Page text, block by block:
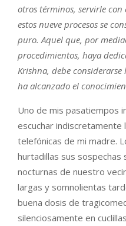
otros términos, servirle
estos nueve procesos se
puro. Aquel que, por
procedimientos, haya
Krishna, debe
ha alcanzado el
Uno de mis pasatiempos
escuchar indiscretamente
telefónicas de mi madre.
hurtadillas sus sospechas
nocturnas de nuestro
largas y somnolientas
buena dosis de
silenciosamente en